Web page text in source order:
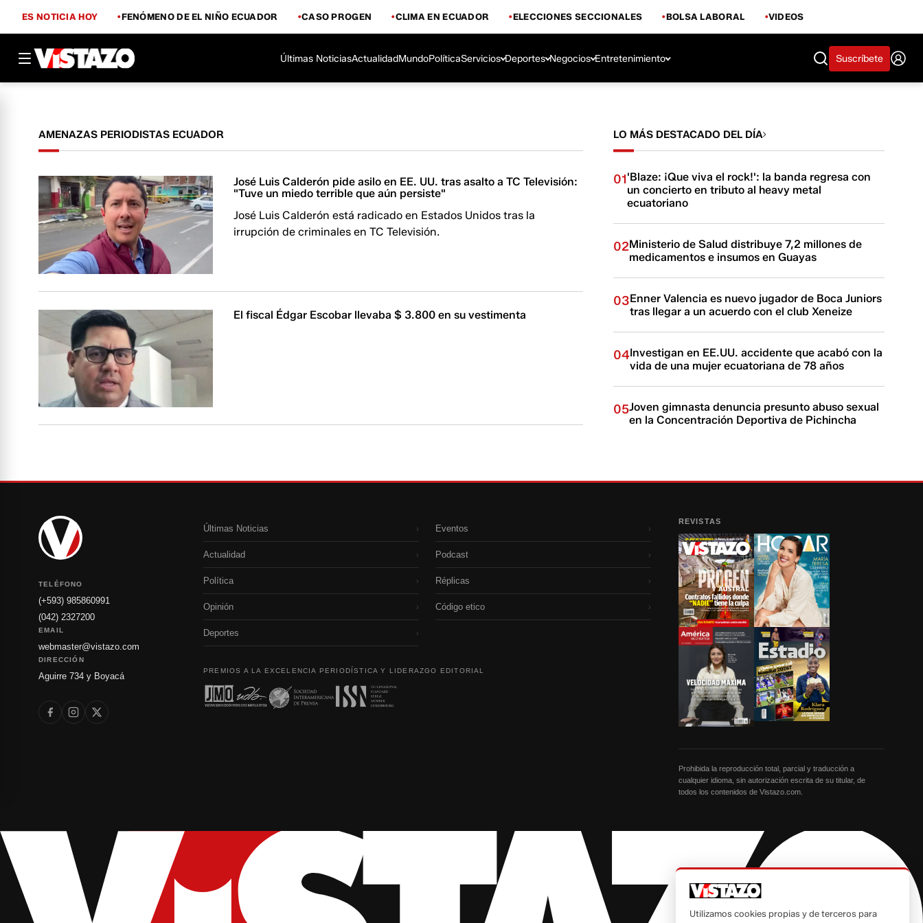
ES NOTICIA HOY FENÓMENO DE EL NIÑO ECUADOR CASO PROGEN CLIMA EN ECUADOR ELECCIONES SECCIONALES BOLSA LABORAL VIDEOS
Últimas NoticiasActualidadMundoPolíticaServicios Deportes Negocios Entretenimiento Suscríbete
AMENAZAS PERIODISTAS ECUADOR
José Luis Calderón pide asilo en EE. UU. tras asalto a TC Televisión:
"Tuve un miedo terrible que aún persiste"
José Luis Calderón está radicado en Estados Unidos tras la
irrupción de criminales en TC Televisión.
El fiscal Édgar Escobar llevaba $ 3.800 en su vestimenta
LO MÁS DESTACADO DEL DÍA
01'Blaze: ¡Que viva el rock!': la banda regresa con
un concierto en tributo al heavy metal
ecuatoriano
02Ministerio de Salud distribuye 7,2 millones de
medicamentos e insumos en Guayas
03Enner Valencia es nuevo jugador de Boca Juniors
tras llegar a un acuerdo con el club Xeneize
04Investigan en EE.UU. accidente que acabó con la
vida de una mujer ecuatoriana de 78 años
05Joven gimnasta denuncia presunto abuso sexual
en la Concentración Deportiva de Pichincha
TELÉFONO
(+593) 985860991
(042) 2327200
EMAIL
webmaster@vistazo.com
DIRECCIÓN
Aguirre 734 y Boyacá
Últimas Noticias ›
Actualidad ›
Política ›
Opinión ›
Deportes ›
Eventos ›
Podcast ›
Réplicas ›
Código etico ›
PREMIOS A LA EXCELENCIA PERIODÍSTICA Y LIDERAZGO EDITORIAL
REVISTAS
Prohibida la reproducción total, parcial y traducción a
cualquier idioma, sin autorización escrita de su titular, de
todos los contenidos de Vistazo.com.
Utilizamos cookies propias y de terceros para